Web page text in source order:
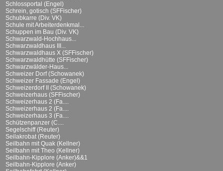
Schlossportal (Engel)
Schrein, gotisch (SFFischer)
Schubkarre (Div. VK)
Schule mit Arbeiterdenkmal...
Schuppen im Bau (Div. VK)
Schwarzwald-Hochhaus...
Schwarzwaldhaus III...
Schwarzwaldhaus X (SFFischer)
Schwarzwaldhütte (SFFischer)
Schwarzwälder-Haus...
Schweizer Dorf (Schowanek)
Schweizer Fassade (Engel)
Schweizerdorf II (Schowanek)
Schweizerhaus (SFFischer)
Schweizerhaus 2 (Fa....
Schweizerhaus 2 (Fa....
Schweizerhaus 3 (Fa....
Schützenpanzer (C....
Segelschiff (Reuter)
Seilakrobat (Reuter)
Seilbahn mit Quak (Kellner)
Seilbahn mit Theo (Kellner)
Seilbahn-Kipplore (Anker)&&1
Seilbahn-Kipplore (Anker)